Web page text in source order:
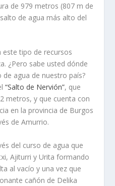
de 979 metros (807 m de
de agua más alto del
este tipo de recursos
¿Pero sabe usted dónde
agua de nuestro país?
“Salto de Nervión”, que
metros, y que cuenta con
en la provincia de Burgos
de Amurrio.
del curso de agua que
Ajiturri y Urita formando
al vacío y una vez que
cañón de Delika